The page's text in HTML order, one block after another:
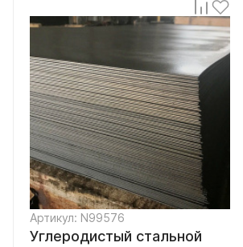
Артикул: N99576
Углеродистый стальной